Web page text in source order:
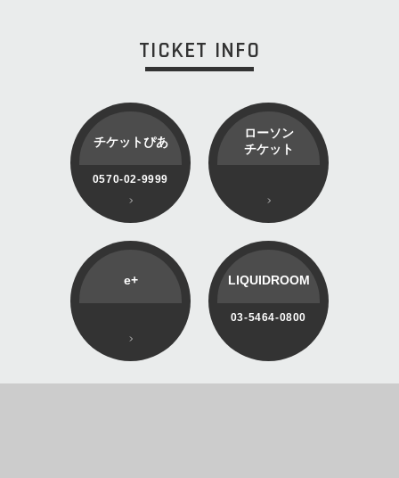
TICKET INFO
チケットぴあ
0570-02-9999
ローソン
チケット
e+ LIQUIDROOM
03-5464-0800